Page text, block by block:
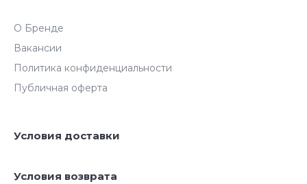
О Бренде
Вакансии
Политика конфиденциальности
Публичная оферта
Условия доставки
Условия возврата